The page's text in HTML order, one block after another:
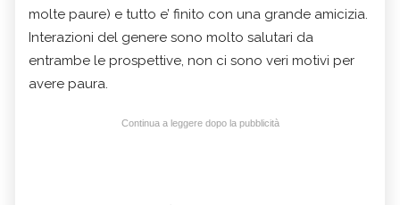
molte paure) e tutto e’ finito con una grande amicizia.
Interazioni del genere sono molto salutari da
entrambe le prospettive, non ci sono veri motivi per
avere paura.
Continua a leggere dopo la pubblicità